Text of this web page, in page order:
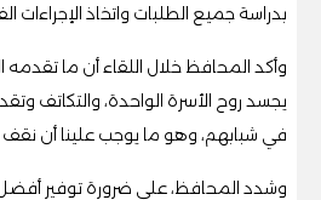
بدراسة جميع الطلبات واتخاذ الإجراءات
وأكد المحافظ خلال اللقاء أن ما تقدمه
يجسد روح الأسرة الواحدة، والتكاتف
في شبابهم، وهو ما يوجب علينا أن
وشدد المحافظ، على ضرورة توفير